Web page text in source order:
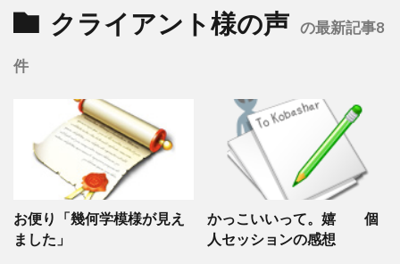
クライアント様の声 の最新記事8
件
お便り「幾何学模様が見え
ました」
かっこいいって。嬉 個
人セッションの感想